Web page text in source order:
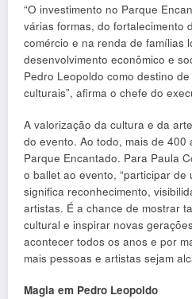
“O investimento no Parque
várias formas, do fortalecimento
comércio e na renda de famílias
desenvolvimento econômico e
Pedro Leopoldo como destino
culturais”, afirma o chefe do
A valorização da cultura e da
do evento. Ao todo, mais de 400
Parque Encantado. Para Paula
o ballet ao evento, “participar de
significa reconhecimento,
artistas. É a chance de mostrar
cultural e inspirar novas
acontecer todos os anos e por
mais pessoas e artistas sejam
Magia em Pedro Leopoldo